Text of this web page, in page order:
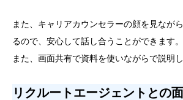
また、キャリアカウンセラーの顔を見なが
るので、安心して話し合うことができます。
また、画面共有で資料を使いながらで説明
リクルートエージェントとの